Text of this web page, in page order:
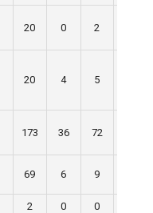
20 0 2
20 4 5
173 36 72
69 6 9
2 0 0